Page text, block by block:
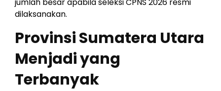
jumlah besar apabila seleksi CPNS 2026 resmi
dilaksanakan.
Provinsi Sumatera Utara
Menjadi yang
Terbanyak